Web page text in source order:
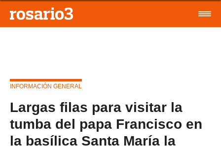
INFORMACIÓN GENERAL
Largas filas para visitar la
tumba del papa Francisco en
la basílica Santa María la